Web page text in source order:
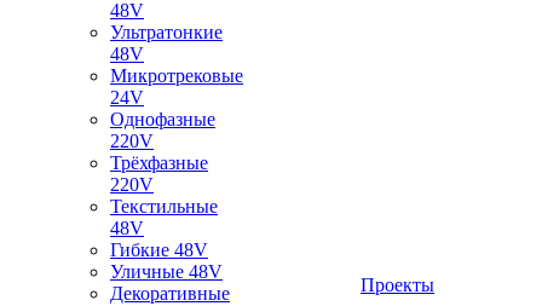
48V
Ультратонкие
48V
Микротрековые
24V
Однофазные
220V
Трёхфазные
220V
Текстильные
48V
Гибкие 48V
Уличные 48V
Декоративные
Проекты